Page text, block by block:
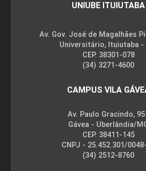
UNIUBE ITUIUTABA
Av. Gov. José de Magalhães
Universitário, Ituiutaba -
CEP. 38301-078
(34) 3271-4600
CAMPUS VILA
Av. Paulo Gracindo,
Gávea - Uberlândia/
CEP. 38411-145
CNPJ - 25.452.301/
(34) 2512-8760